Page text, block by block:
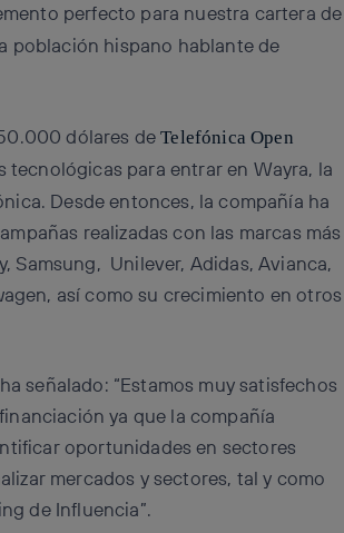
perfecto para nuestra cartera de
población hispano hablante de
dólares deTelefónica Open
para entrar en Wayra, la
Desde entonces, la compañía ha
realizadas con las marcas más
Samsung, Unilever, Adidas, Avianca,
así como su crecimiento en otros
señalado: “Estamos muy satisfechos
ya que la compañía
oportunidades en sectores
mercados y sectores, tal y como
de Influencia”.